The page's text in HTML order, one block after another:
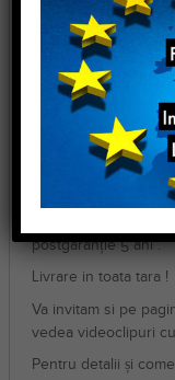
imbunatatateste
sau o densitate
Garantie &
Componenta : mașin
Masina este de
toate tipurile de
postgaranție 5 ani .
Livrare in toata tara !
Va invitam si pe
vedea videoclipuri
Pentru detalii și